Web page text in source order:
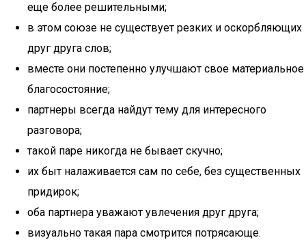
еще более решительными;
в этом союзе не существует резких и оскорбляющих
друг друга слов;
вместе они постепенно улучшают свое материальное
благосостояние;
партнеры всегда найдут тему для интересного
разговора;
такой паре никогда не бывает скучно;
их быт налаживается сам по себе, без существенных
придирок;
оба партнера уважают увлечения друг друга;
визуально такая пара смотрится потрясающе.